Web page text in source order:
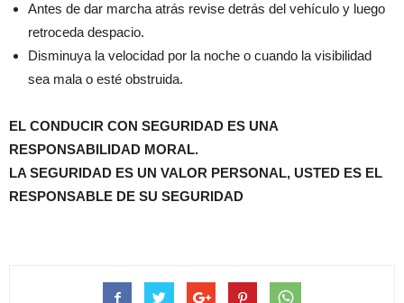
Antes de dar marcha atrás revise detrás del vehículo y luego
retroceda despacio.
Disminuya la velocidad por la noche o cuando la visibilidad
sea mala o esté obstruida.
EL CONDUCIR CON SEGURIDAD ES UNA
RESPONSABILIDAD MORAL.
LA SEGURIDAD ES UN VALOR PERSONAL, USTED ES EL
RESPONSABLE DE SU SEGURIDAD